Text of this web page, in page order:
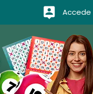
Accede